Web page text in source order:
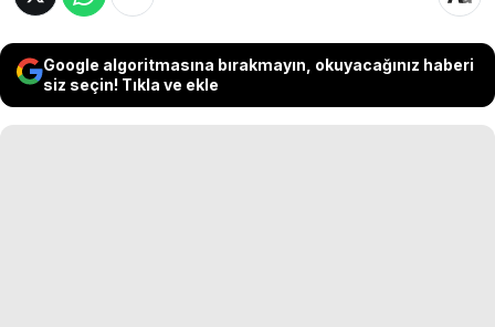
Google algoritmasına bırakmayın, okuyacağınız haberi
siz seçin! Tıkla ve ekle